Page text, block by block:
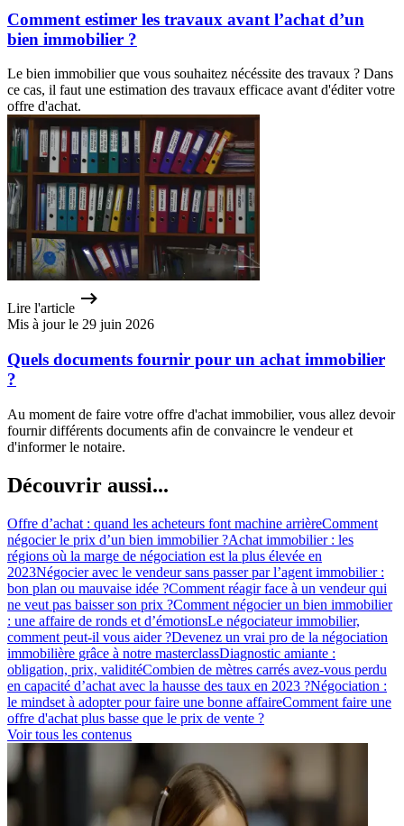
Comment estimer les travaux avant l’achat d’un
bien immobilier ?
Le bien immobilier que vous souhaitez nécéssite des travaux ? Dans
ce cas, il faut une estimation des travaux efficace avant d'éditer votre
offre d'achat.
Lire l'article
Mis à jour le 29 juin 2026
Quels documents fournir pour un achat immobilier
?
Au moment de faire votre offre d'achat immobilier, vous allez devoir
fournir différents documents afin de convaincre le vendeur et
d'informer le notaire.
Découvrir aussi...
Offre d’achat : quand les acheteurs font machine arrièreComment
négocier le prix d’un bien immobilier ?Achat immobilier : les
régions où la marge de négociation est la plus élevée en
2023Négocier avec le vendeur sans passer par l’agent immobilier :
bon plan ou mauvaise idée ?Comment réagir face à un vendeur qui
ne veut pas baisser son prix ?Comment négocier un bien immobilier
: une affaire de ronds et d’émotionsLe négociateur immobilier,
comment peut-il vous aider ?Devenez un vrai pro de la négociation
immobilière grâce à notre masterclassDiagnostic amiante :
obligation, prix, validitéCombien de mètres carrés avez-vous perdu
en capacité d’achat avec la hausse des taux en 2023 ?Négociation :
le mindset à adopter pour faire une bonne affaireComment faire une
offre d'achat plus basse que le prix de vente ?
Voir tous les contenus